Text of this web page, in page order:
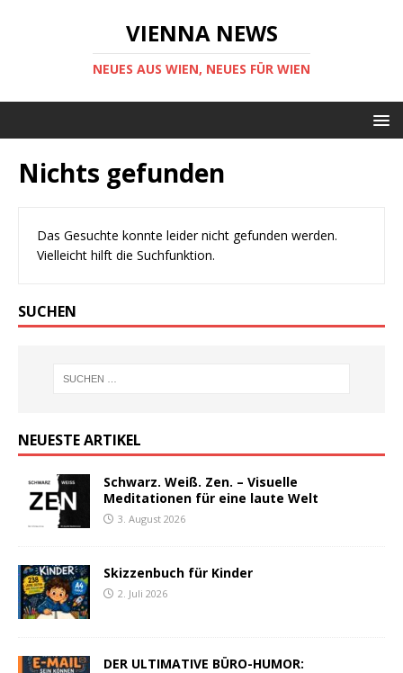
VIENNA NEWS
NEUES AUS WIEN, NEUES FÜR WIEN
Nichts gefunden
Das Gesuchte konnte leider nicht gefunden werden.
Vielleicht hilft die Suchfunktion.
SUCHEN
NEUESTE ARTIKEL
Schwarz. Weiß. Zen. – Visuelle
Meditationen für eine laute Welt
3. August 2026
Skizzenbuch für Kinder
2. Juli 2026
DER ULTIMATIVE BÜRO-HUMOR: